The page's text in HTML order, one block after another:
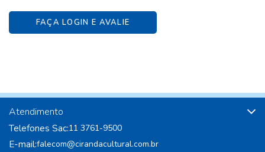
FAÇA LOGIN E AVALIE
Atendimento
Telefones Sac:11 3761-9500
E-mail:falecom@cirandacultural.com.br